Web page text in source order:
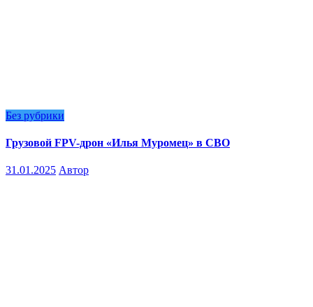
Без рубрики
Грузовой FPV-дрон «Илья Муромец» в СВО
31.01.2025 Автор